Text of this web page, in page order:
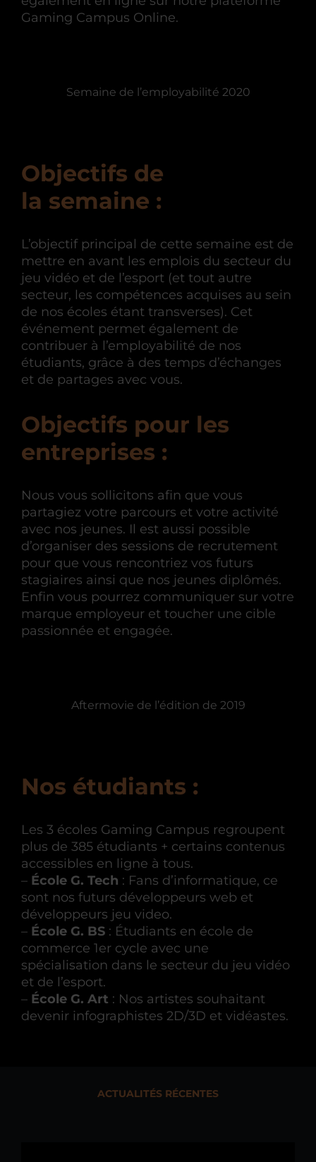
Gaming Campus Online.
Semaine de l’employabilité 2020
Objectifs de
la semaine :
L’objectif principal de cette semaine est de
mettre en avant les emplois du secteur du
jeu vidéo et de l’esport (et tout autre
secteur, les compétences acquises au sein
de nos écoles étant transverses). Cet
événement permet également de
contribuer à l’employabilité de nos
étudiants, grâce à des temps d’échanges
et de partages avec vous.
Objectifs pour les
entreprises :
Nous vous sollicitons afin que vous
partagiez votre parcours et votre activité
avec nos jeunes. Il est aussi possible
d’organiser des sessions de recrutement
pour que vous rencontriez vos futurs
stagiaires ainsi que nos jeunes diplômés.
Enfin vous pourrez communiquer sur votre
marque employeur et toucher une cible
passionnée et engagée.
Aftermovie de l’édition de 2019
Nos étudiants :
Les 3 écoles Gaming Campus regroupent
plus de 385 étudiants + certains contenus
accessibles en ligne à tous.
– École G. Tech : Fans d’informatique, ce
sont nos futurs développeurs web et
développeurs jeu video.
– École G. BS : Étudiants en école de
commerce 1er cycle avec une
spécialisation dans le secteur du jeu vidéo
et de l’esport.
– École G. Art : Nos artistes souhaitant
devenir infographistes 2D/3D et vidéastes.
ACTUALITÉS RÉCENTES